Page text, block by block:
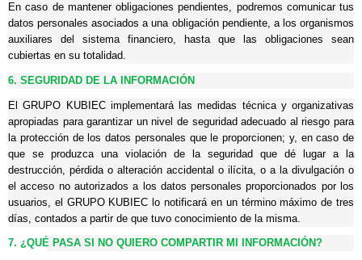
En caso de mantener obligaciones pendientes, podremos comunicar tus
datos personales asociados a una obligación pendiente, a los organismos
auxiliares del sistema financiero, hasta que las obligaciones sean
cubiertas en su totalidad.
6. SEGURIDAD DE LA INFORMACIÓN
El GRUPO KUBIEC implementará las medidas técnica y organizativas
apropiadas para garantizar un nivel de seguridad adecuado al riesgo para
la protección de los datos personales que le proporcionen; y, en caso de
que se produzca una violación de la seguridad que dé lugar a la
destrucción, pérdida o alteración accidental o ilícita, o a la divulgación o
el acceso no autorizados a los datos personales proporcionados por los
usuarios, el GRUPO KUBIEC lo notificará en un término máximo de tres
días, contados a partir de que tuvo conocimiento de la misma.
7. ¿QUÉ PASA SI NO QUIERO COMPARTIR MI INFORMACIÓN?